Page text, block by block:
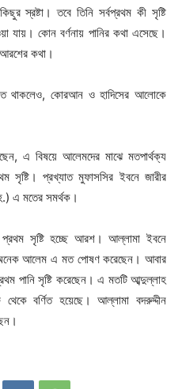
স্রষ্টা। তবে তিনি সর্বপ্রথম কী সৃষ্টি
যায়। কোন বর্ণনায় পানির কথা এসেছে।
কথা।
থাকলেও, কোরআন ও হাদিসের আলোকে
এ বিষয়ে আলেমদের মাঝে মতপার্থক্য
প্রখ্যাত মুফাসসির ইবনে জারীর
এ মতের সমর্থক।
সৃষ্টি হচ্ছে আরশ। আল্লামা ইবনে
আলেম এ মত পোষণ করেছেন। আবার
পানি সৃষ্টি করেছেন। এ মতটি আব্দুল্লাহ
বর্ণিত হয়েছে। আল্লামা বদরুদ্দীন